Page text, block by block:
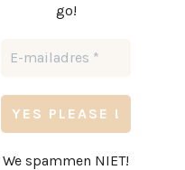
go!
We spammen NIET!